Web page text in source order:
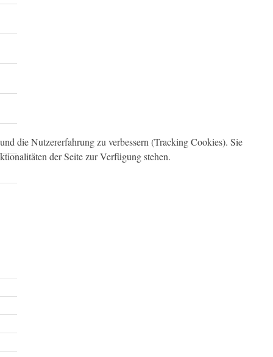
die Nutzererfahrung zu verbessern (Tracking Cookies). Sie
der Seite zur Verfügung stehen.